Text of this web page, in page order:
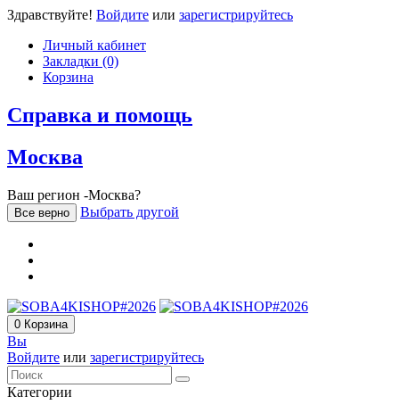
Здравствуйте! Войдите или зарегистрируйтесь
Личный кабинет
Закладки (0)
Корзина
Справка и помощь
Москва
Ваш регион -Москва?
Все верно Выбрать другой
0 Корзина
Вы
Войдите или зарегистрируйтесь
Категории